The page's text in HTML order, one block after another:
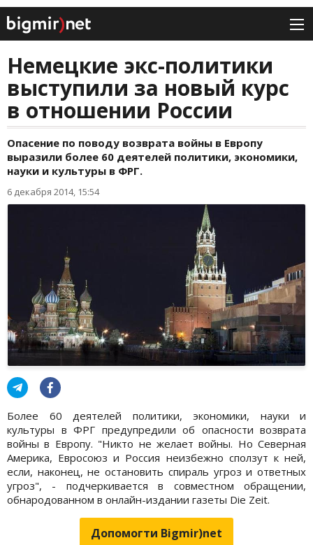
Немецкие экс-политики
выступили за новый курс
в отношении России
Опасение по поводу возврата войны в Европу
выразили более 60 деятелей политики, экономики,
науки и культуры в ФРГ.
6 декабря 2014, 15:54
Более 60 деятелей политики, экономики, науки и
культуры в ФРГ предупредили об опасности возврата
войны в Европу. "Никто не желает войны. Но Северная
Америка, Евросоюз и Россия неизбежно сползут к ней,
если, наконец, не остановить спираль угроз и ответных
угроз", - подчеркивается в совместном обращении,
обнародованном в онлайн-издании газеты Die Zeit.
Допомогти Bigmir)net